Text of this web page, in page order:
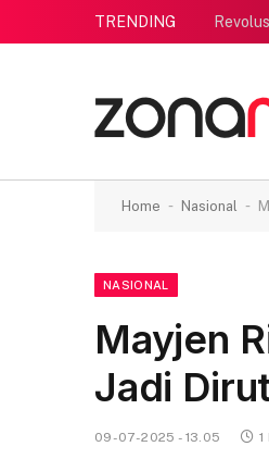
TRENDING
Home - Nasional -
NASIONAL
Mayjen
Jadi
09-07-2025 - 13.05 1